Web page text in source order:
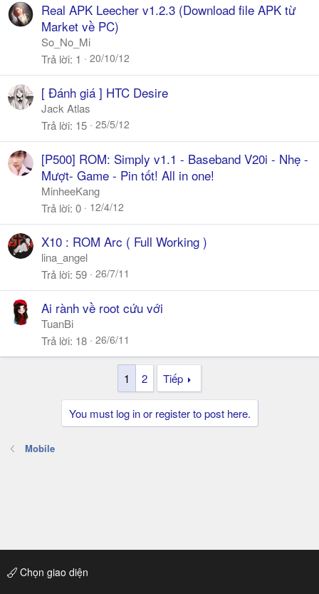
Real APK Leecher v1.2.3 (Download file APK từ
Market về PC)
So_No_Mi
Trả lời 1 20/10/12
[ Đánh giá ] HTC Desire
Jack Atlas
Trả lời 15 25/5/12
[P500] ROM: Simply v1.1 - Baseband V20i - Nhẹ -
Mượt- Game - Pin tốt! All in one!
MinheeKang
Trả lời 0 12/4/12
X10 : ROM Arc ( Full Working )
lina_angel
Trả lời 59 26/7/11
Ai rành về root cứu với
TuanBi
Trả lời 18 26/6/11
1 2 Tiếp
You must log in or register to post here.
Mobile
Chọn giao diện